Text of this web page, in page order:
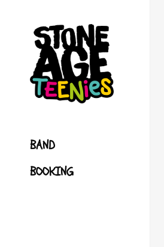
BAND
BOOKING